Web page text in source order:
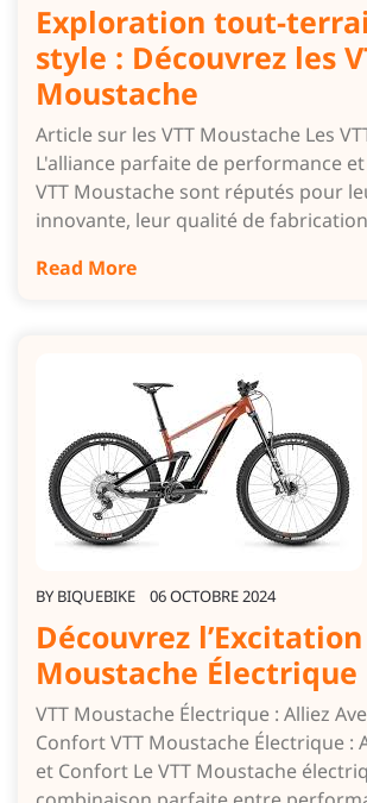
Exploration tout-
style : Découvrez les
Moustache
Article sur les VTT Moustache Les
L'alliance parfaite de performance et
VTT Moustache sont réputés pour
innovante, leur qualité de
Read More
BY BIQUEBIKE 06 OCTOBRE 2024
Découvrez
Moustache Électrique
VTT Moustache Électrique : Alliez
Confort VTT Moustache Électrique :
et Confort Le VTT Moustache